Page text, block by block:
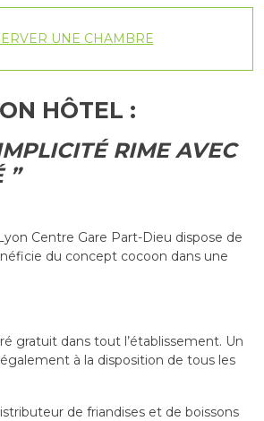
UNE CHAMBRE
HÔTEL :
RIME AVEC
”
Centre Gare Part-Dieu dispose de
du concept cocoon dans une
gratuit dans tout l’établissement. Un
à la disposition de tous les
de friandises et de boissons